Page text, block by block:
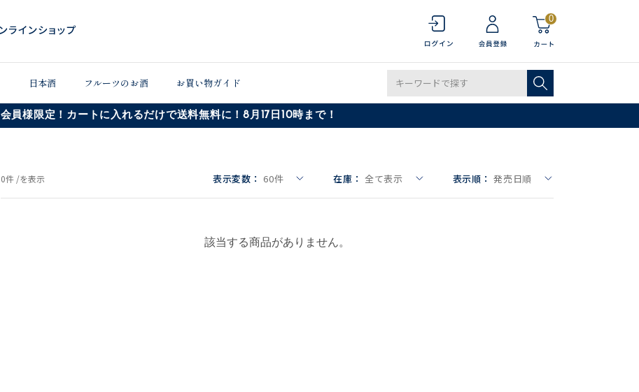
0
日本酒 フルーツのお酒 お買い物ガイド
会員様限定！カートに入れるだけで送料無料に！8月17日10時まで！
0件 /を表示 表示変数： 60件 在庫： 全て表示 表示順： 発売日順
該当する商品がありません。